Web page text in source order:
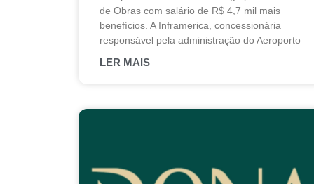
de Obras com salário de R$ 4,7 mil mais
benefícios. A Inframerica, concessionária
responsável pela administração do Aeroporto
LER MAIS